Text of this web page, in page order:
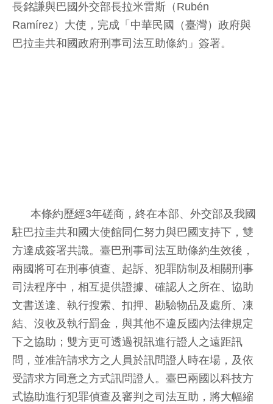
長銘謙與巴國外交部長拉米雷斯（Rubén
Ramírez）大使，完成「中華民國（臺灣）政府與
巴拉圭共和國政府刑事司法互助條約」簽署。
本條約歷經3年磋商，終在本部、外交部及我國
駐巴拉圭共和國大使館同仁努力與巴國支持下，雙
方達成簽署共識。臺巴刑事司法互助條約生效後，
兩國將可在刑事偵查、起訴、犯罪防制及相關刑事
司法程序中，相互提供證據、確認人之所在、協助
文書送達、執行搜索、扣押、勘驗物品及處所、凍
結、沒收及執行罰金，與其他不違反國內法律規定
下之協助；雙方更可透過視訊進行證人之遠距訊
問，並准許請求方之人員於訊問證人時在場，及依
受請求方同意之方式訊問證人。臺巴兩國以科技方
式協助進行犯罪偵查及審判之司法互助，將大幅縮